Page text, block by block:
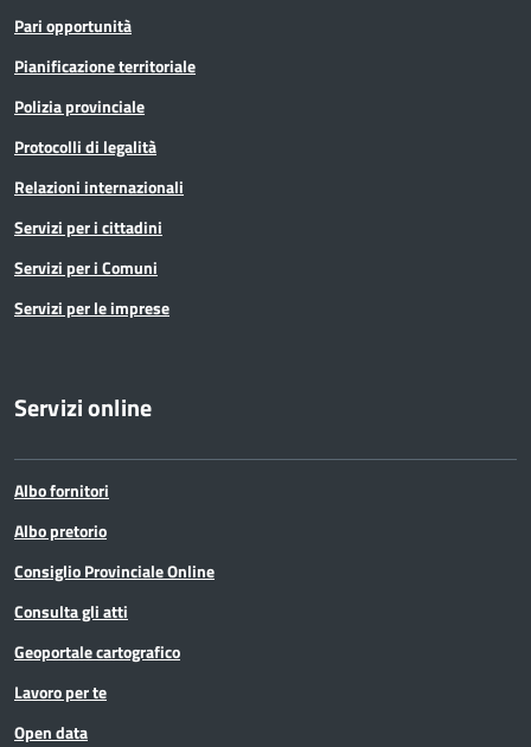
Pari opportunità
Pianificazione territoriale
Polizia provinciale
Protocolli di legalità
Relazioni internazionali
Servizi per i cittadini
Servizi per i Comuni
Servizi per le imprese
Servizi online
Albo fornitori
Albo pretorio
Consiglio Provinciale Online
Consulta gli atti
Geoportale cartografico
Lavoro per te
Open data